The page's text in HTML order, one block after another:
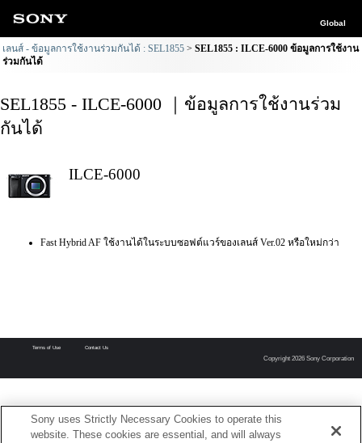
Global
เลนส์ - ข้อมูลการใช้งานร่วมกันได้ : SEL1855
SEL1855 : ILCE-6000 ข้อมูลการใช้งาน
ร่วมกันได้
SEL1855 - ILCE-6000 ｜ข้อมูลการใช้งานร่วม
กันได้
ILCE-6000
Fast Hybrid AF ใช้งานได้ในระบบซอฟต์แวร์ของเลนส์ Ver.02 หรือใหม่กว่า
Terms of Use Contact Us
Copyright 2026 Sony Corporation
Sony uses Strictly Necessary Cookies to operate this
website. These cookies are essential, and will always